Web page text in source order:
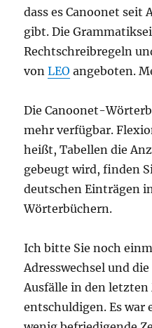
dass es Canoonet
gibt. Die
Rechtschreibregeln
vonLEO angeboten.
Die Canoonet-
mehr verfügbar.
heißt, Tabellen die
gebeugt wird, finden
deutschen Einträgen
Wörterbüchern.
Ich bitte Sie noch
Adresswechsel und
Ausfälle in den
entschuldigen. Es war